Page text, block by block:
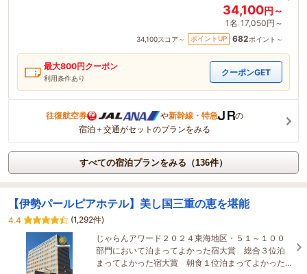
34,100円～
1名 17,050円～
34,100スコア～ ポイントUP 682ポイント～
最大800円クーポン
利用条件あり
クーポンGET
往復航空券 や新幹線・特急
の
宿泊＋交通がセットのプランをみる
すべての宿泊プランをみる（136件）
【伊勢パールピアホテル】美し国三重の恵を堪能
4.4
(1,292件)
じゃらんアワード２０２４東海地区・５１～１００
部門において泊まってよかった宿大賞 総合３位泊
まってよかった宿大賞 朝食１位泊まってよかった